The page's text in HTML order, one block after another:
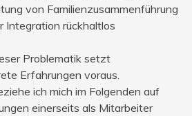
von Familienzusammenführung
Integration rückhaltlos
Problematik setzt
Erfahrungen voraus.
ich mich im Folgenden auf
einerseits als Mitarbeiter